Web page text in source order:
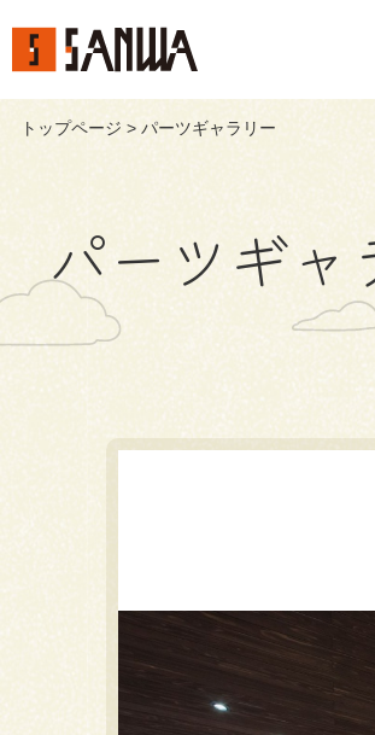
トップページ > パーツギャラリー
パーツギャ